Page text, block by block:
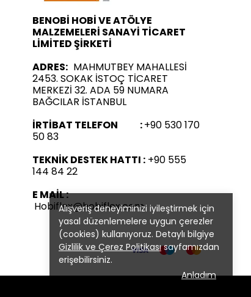
Alışveriş deneyiminizi iyileştirmek için
yasal düzenlemelere uygun çerezler
(cookies) kullanıyoruz. Detaylı bilgiye
Gizlilik ve Çerez Politikasısayfamızdan
erişebilirsiniz.
Anladım
BENOBİ HOBİ VE ATÖLYE
MALZEMELERİ SANAYİ TİCARET
LİMİTED ŞİRKETİ
ADRES: MAHMUTBEY MAHALLESİ
2453. SOKAK İSTOÇ TİCARET
MERKEZİ 32. ADA 59 NUMARA
BAĞCILAR İSTANBUL
İRTİBAT TELEFON :+90 530 170
50 83
TEKNİK DESTEK HATTI : +90 555
144 84 22
E MAİL :
Hobiflex@hobiflex.com